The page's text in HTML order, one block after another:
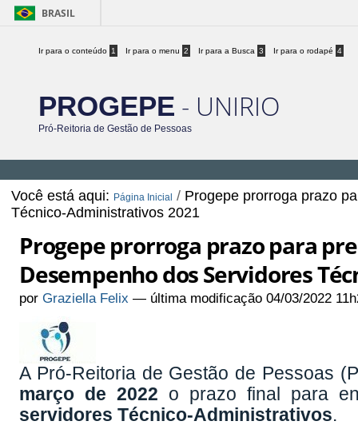
BRASIL
Ir para o conteúdo 1 Ir para o menu 2 Ir para a Busca 3 Ir para o rodapé 4
PROGEPE - UNIRIO
Pró-Reitoria de Gestão de Pessoas
Você está aqui: Página Inicial / Progepe prorroga prazo
Técnico-Administrativos 2021
Progepe prorroga prazo para
Desempenho dos Servidores
porGraziella Felix — última modificação 04/03/2022
A Pró-Reitoria de Gestão de Pessoas
março de 2022 o prazo final para
servidores Técnico-Administrativos.